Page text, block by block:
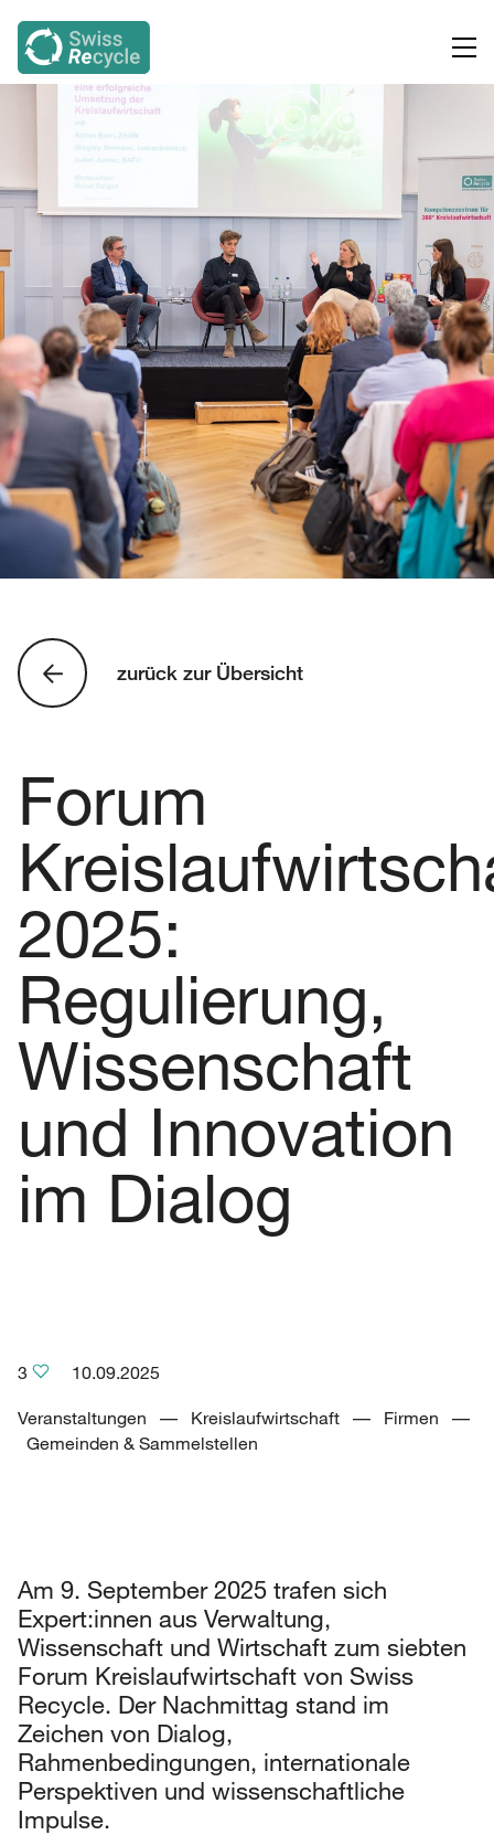
zurück zur Übersicht
Forum
2025:
Regulierung,
Wissenschaft
und Innovation
im Dialog
3 10.09.2025
Veranstaltungen –– Kreislaufwirtschaft –– Firmen ––
Gemeinden & Sammelstellen
Am 9. September 2025 trafen sich
Expert:innen aus Verwaltung,
Wissenschaft und Wirtschaft zum siebten
Forum Kreislaufwirtschaft von Swiss
Recycle. Der Nachmittag stand im
Zeichen von Dialog,
Rahmenbedingungen, internationale
Perspektiven und wissenschaftliche
Impulse.